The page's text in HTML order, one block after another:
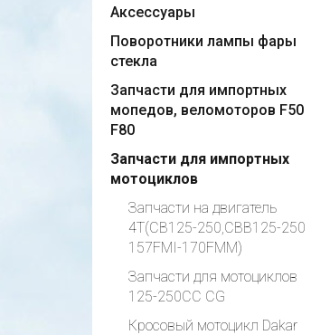
Аксессуары
Поворотники лампы фары
стекла
Запчасти для импортных
мопедов, веломоторов F50
F80
Запчасти для импортных
мотоциклов
Запчасти на двигатель
4Т(CB125-250,CBB125-250
157FMI-170FMM)
Запчасти для мотоциклов
125-250СС CG
Кросовый мотоцикл Dakar